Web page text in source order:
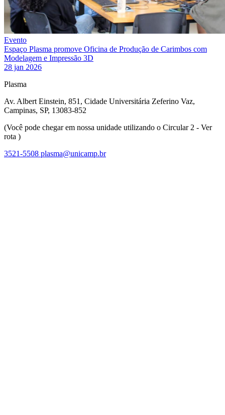
Evento
Espaço Plasma promove Oficina de Produção de Carimbos com
Modelagem e Impressão 3D
28 jan 2026
Plasma
Av. Albert Einstein, 851, Cidade Universitária Zeferino Vaz,
Campinas, SP, 13083-852
(Você pode chegar em nossa unidade utilizando o Circular 2 - Ver
rota )
3521-5508 plasma@unicamp.br